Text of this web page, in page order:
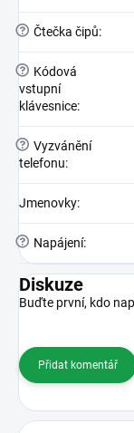
? Čtečka čipů:
?
Kódová
vstupní
klávesnice:
? Vyzvánění
telefonu:
Jmenovky:
? Napájení:
Diskuze
Buďte první, kdo
Přidat komentář